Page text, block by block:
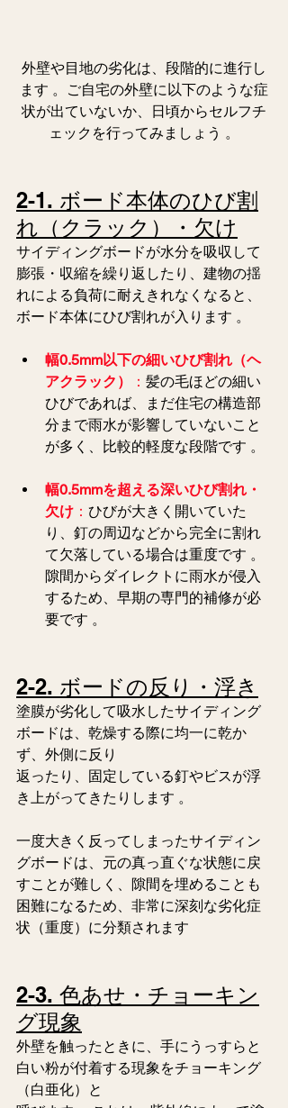
外壁や目地の劣化は、段階的に進行し
ます 。ご自宅の外壁に以下のような症
状が出ていないか、日頃からセルフチ
ェックを行ってみましょう 。
2-1. ボード本体のひび割
れ（クラック）・欠け
サイディングボードが水分を吸収して
膨張・収縮を繰り返したり、建物の揺
れによる負荷に耐えきれなくなると、
ボード本体にひび割れが入ります 。
幅0.5mm以下の細いひび割れ（ヘ
アクラック）
： 髪の毛ほどの細い
ひびであれば、まだ住宅の構造部
分まで雨水が影響していないこと
が多く、比較的軽度な段階です 。
幅0.5mmを超える深いひび割れ・
欠け ： ひびが大きく開いていた
り、釘の周辺などから完全に割れ
て欠落している場合は重度です 。
隙間からダイレクトに雨水が侵入
するため、早期の専門的補修が必
要です 。
2-2. ボードの反り・浮き
塗膜が劣化して吸水したサイディング
ボードは、乾燥する際に均一に乾か
ず、外側に反り
返ったり、固定している釘やビスが浮
き上がってきたりします 。
一度大きく反ってしまったサイディン
グボードは、元の真っ直ぐな状態に戻
すことが難しく、隙間を埋めることも
困難になるため、非常に深刻な劣化症
状（重度）に分類されます
2-3. 色あせ・チョーキン
グ現象
外壁を触ったときに、手にうっすらと
白い粉が付着する現象をチョーキング
（白亜化）と